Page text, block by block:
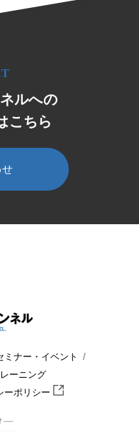
ルへの
こちら
せ
ミナー・イベント
レーニング
ーポリシー